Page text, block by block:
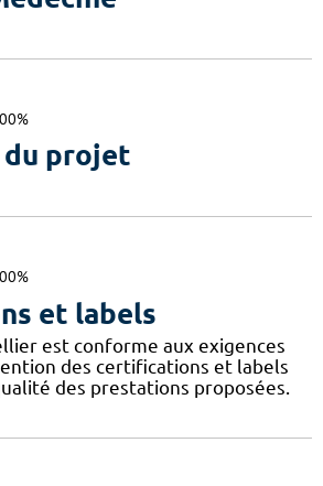
du projet
et labels
est conforme aux exigences
des certifications et labels
des prestations proposées.